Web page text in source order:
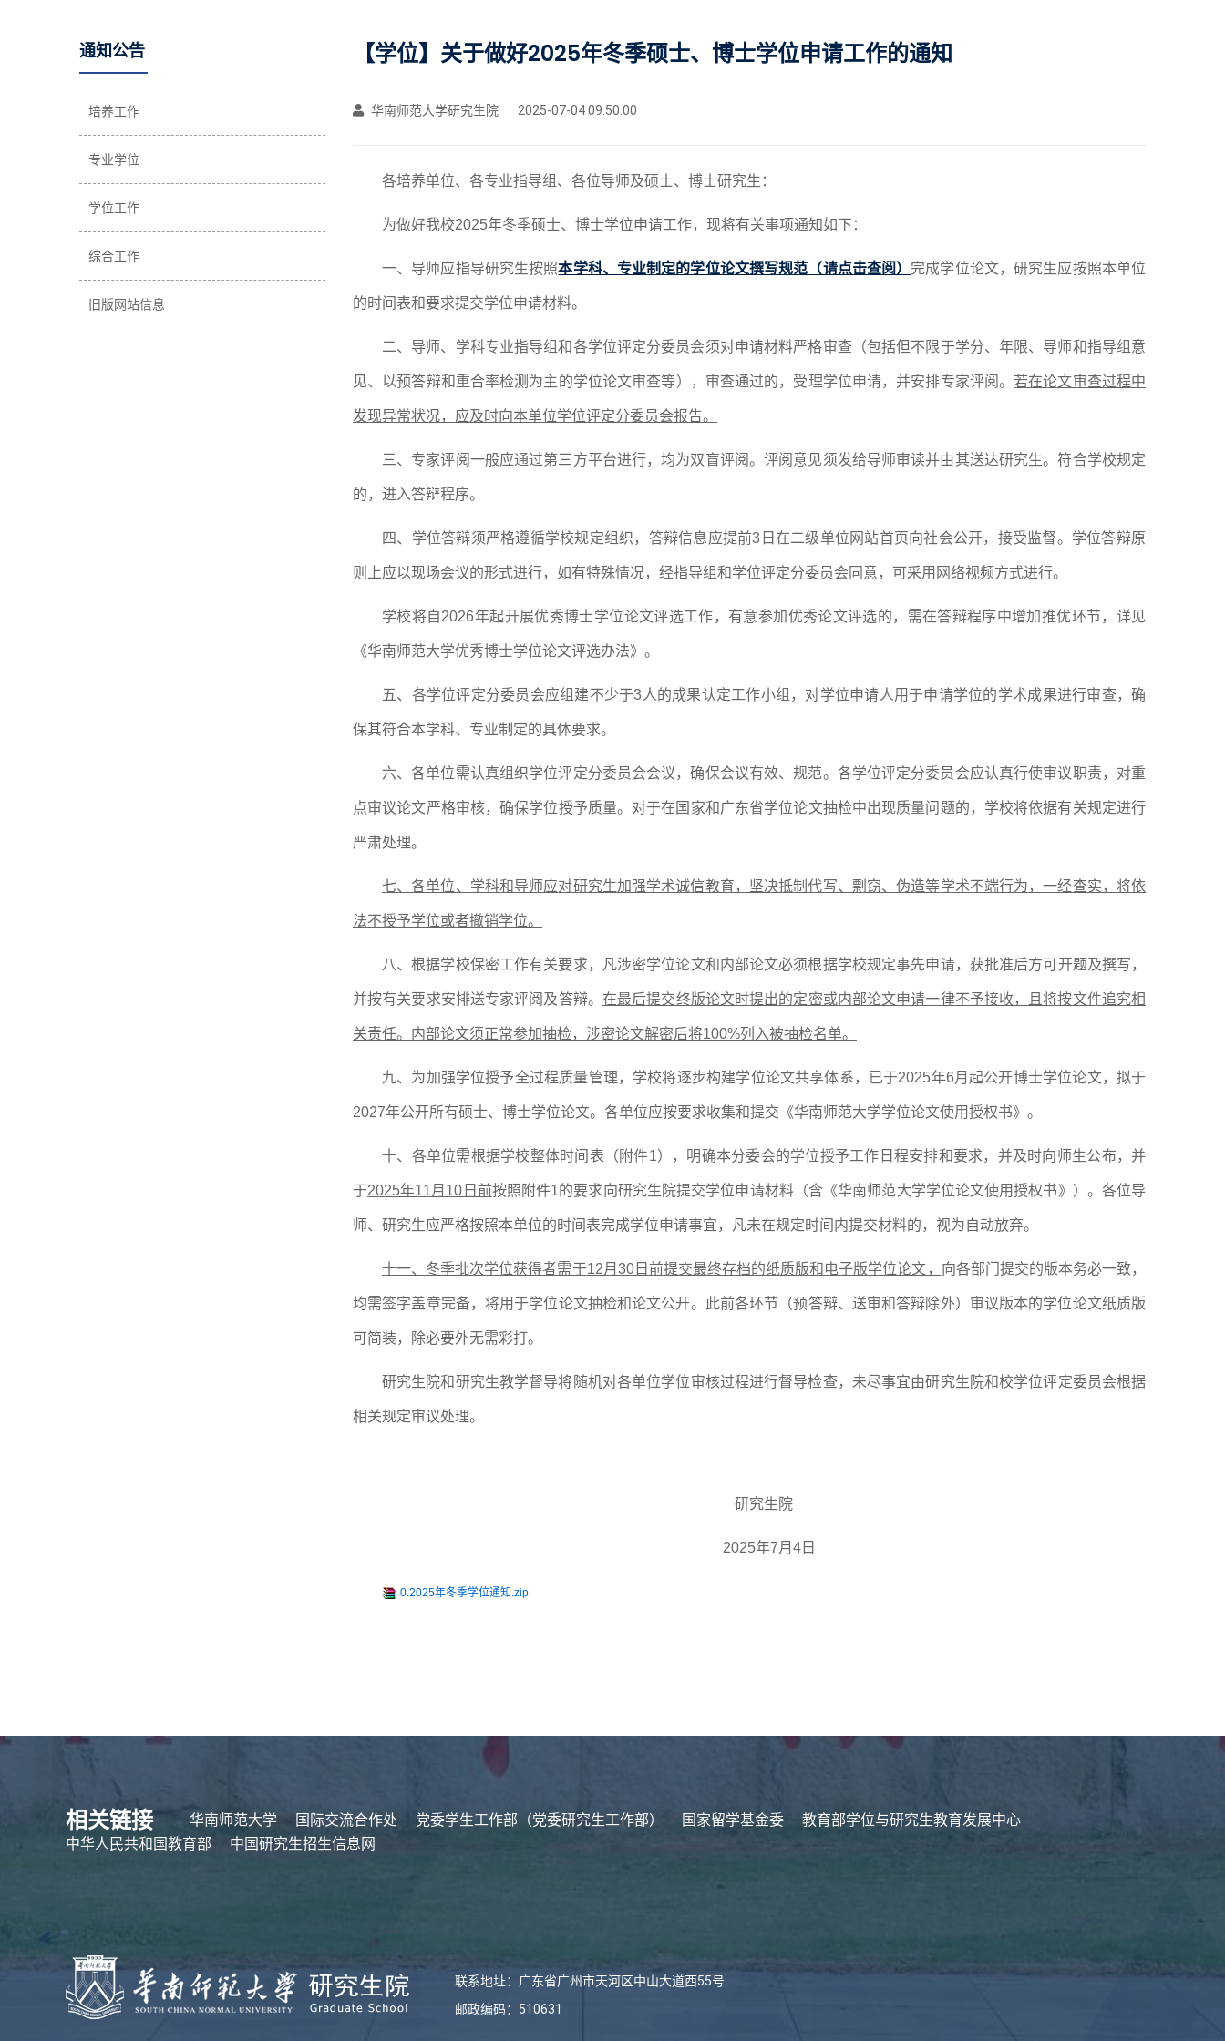
通知公告
培养工作
专业学位
学位工作
综合工作
旧版网站信息
【学位】关于做好2025年冬季硕士、博士学位申请工作的通知
华南师范大学研究生院 2025-07-04 09:50:00
各培养单位、各专业指导组、各位导师及硕士、博士研究生：
为做好我校2025年冬季硕士、博士学位申请工作，现将有关事项通知如下：
一、导师应指导研究生按照本学科、专业制定的学位论文撰写规范（请点击查阅） 完成学位论文，研究生应按照本单位
的时间表和要求提交学位申请材料。
二、 导师、学科专业指导组和各学位评定分委员会须对申请材料严格审查（包括但不限于学分、年限、导师和指导组意
见、以预答辩和重合率检测为主的学位论文审查等） ， 审查通过的，受理学位申请，并安排专家评阅。若在论文审查过程中
发现异常状况，应及时向本单位学位评定分委员会报告。
三、 专家评阅一般应通过第三方平台进行，均为双盲评阅。评阅意见须发给导师审读并由其送达研究生。符合学校规定
的，进入答辩程序。
四、学位答辩须严格遵循学校规定组织，答辩信息应提前3日在二级单位网站首页向社会公开，接受监督。学位答辩原
则上应以现场会议的形式进行，如有特殊情况，经指导组和学位评定分委员会同意，可采用网络视频方式进行。
学校将自2026年起开展优秀博士学位论文评选工作 ， 有意参加优秀论文评选的，需在答辩程序中增加推优环节，详见
《华南师范大学优秀博士学位论文评选办法》 。
五、 各学位评定分委员会应组建不少于3人的成果认定工作小组， 对学位申请人用于申请学位的学术成果进行审查，确
保其符合本学科、专业制定的具体要求。
六、各单位需认真组织学位评定分委员会会议，确保会议有效、规范。各学位评定分委员会应认真行使审议职责，对重
点审议论文严格审核，确保学位授予质量。 对于在国家和广东省学位论文抽检中出现质量问题的，学校将依据有关规定进行
严肃处理。
七、各单位、学科和导师应对研究生加强学术诚信教育，坚决抵制代写、剽窃、伪造等学术不端行为 ，一经查实，将依
法不授予学位或者撤销学位。
八、根据学校保密工作有关要求，凡涉密学位论文和内部论文必须根据学校规定事先申请， 获批准后方可开题及撰写，
并按有关要求安排送专家评阅及答辩。 在最后提交终版论文时提出的定密或内部论文申请一律不予接收，且将按文件追究相
关责任。 内部论文须正常参加抽检，涉密论文解密后将100%列入被抽检名单。
九、 为加强学位授予全过程质量管理 ，学校将逐步构建学位论文共享体系， 已于2025年6月起公开博士学位论文， 拟于
2027年公开所有硕士、博士学位论文。 各单位应按要求收集和提交《华南师范大学学位论文使用授权书》。
十、各单位需根据学校整体时间表（附件1），明确本分委会的学位授予工作日程安排和要求，并及时向师生公布 ，并
于2025年11月10日前按照附件1的要求向研究生院提交学位申请材料（含《华南师范大学学位论文使用授权书》） 。各位导
师、研究生应严格按照本单位的时间表完成学位申请事宜 ， 凡未在规定时间内提交材料的，视为自动放弃。
十一、冬季批次学位获得者需于12月30日前提交最终存档的纸质版和电子版学位论文， 向各部门提交的版本务必一致，
均需签字盖章完备，将用于学位论文抽检和论文公开。此前各环节（预答辩、送审和答辩除外）审议版本的学位论文纸质版
可简装， 除必要外无需彩打。
研究生院和研究生教学督导将 随机对各单位学位审核过程进行督导检查， 未尽事宜由研究生院和校学位评定委员会根据
相关规定审议处理。
研究生院
2025年7月 4 日
0.2025年冬季学位通知.zip
相关链接 华南师范大学 国际交流合作处 党委学生工作部（党委研究生工作部） 国家留学基金委
教育部学位与研究生教育发展中心
中华人民共和国教育部
中国研究生招生信息网
联系地址：广东省广州市天河区中山大道西55号
邮政编码：510631